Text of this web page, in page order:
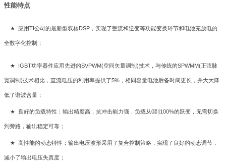
性能特点
★ 应用TI公司的最新型双核DSP ，实现了整流和逆变等功能变换环节和电池充放电的
全数字化控制；
★ IGBT功率器件应用先进的SVPWM(空间矢量调制)技术，与传统的SPWMM(正弦脉
宽调制)技术相比，直流电压的利用率提供了5% ，相同容量电池后备时间更长，并大大降
低了谐波含量；
★ 良好的负载特性：输出精度高，抗冲击能力强，负载从0到100%的跃变，无需切换
到旁路，输出稳定可靠；
★ 高性能的动态特性：输出电压波形采用了复合控制策略，实现了良好的动态调节，
减小了输出电压失真度；